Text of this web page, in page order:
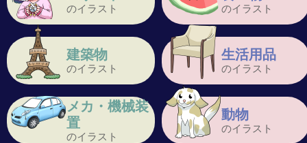
のイラスト のイラスト
建築物
のイラスト
生活用品
のイラスト
メカ・機械装
置
のイラスト
動物
のイラスト